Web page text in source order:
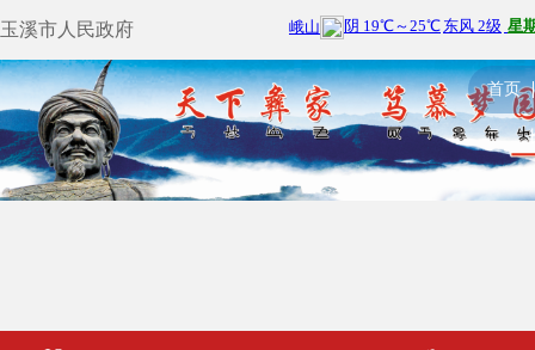
玉溪市人民政府
首页